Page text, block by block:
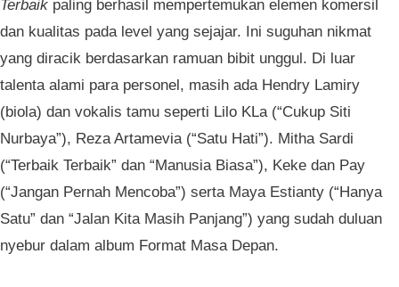
Terbaik paling berhasil mempertemukan elemen komersil
dan kualitas pada level yang sejajar. Ini suguhan nikmat
yang diracik berdasarkan ramuan bibit unggul. Di luar
talenta alami para personel, masih ada Hendry Lamiry
(biola) dan vokalis tamu seperti Lilo KLa (“Cukup Siti
Nurbaya”), Reza Artamevia (“Satu Hati”). Mitha Sardi
(“Terbaik Terbaik” dan “Manusia Biasa”), Keke dan Pay
(“Jangan Pernah Mencoba”) serta Maya Estianty (“Hanya
Satu” dan “Jalan Kita Masih Panjang”) yang sudah duluan
nyebur dalam album Format Masa Depan.